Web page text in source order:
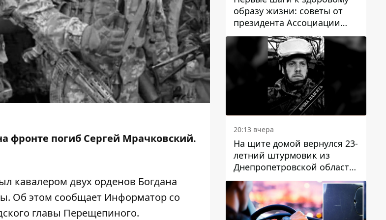
фронте погиб Сергей Мрачковский.
кавалером двух орденов Богдана
Об этом сообщает Информатор со
главы Перещепиного.
образу жизни: советы от
президента Ассоциации
диетологов Украины
20:13 вчера
На щите домой вернулся 23-
летний штурмовик из
Днепропетровской области
Богдан Бескровный